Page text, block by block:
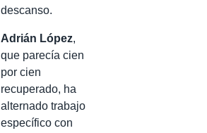
descanso.
Adrián López,
que parecía cien
por cien
recuperado, ha
alternado trabajo
específico con